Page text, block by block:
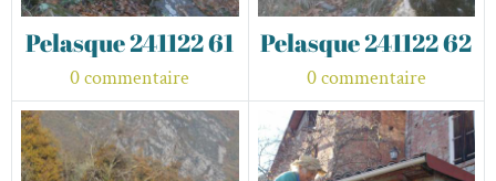
Pelasque 241122 61
0 commentaire
Pelasque 241122 62
0 commentaire